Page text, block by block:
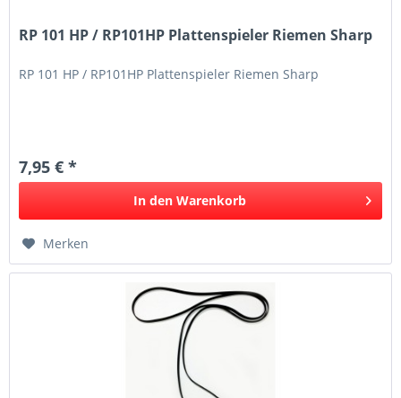
RP 101 HP / RP101HP Plattenspieler Riemen Sharp
RP 101 HP / RP101HP Plattenspieler Riemen Sharp
7,95 € *
In den Warenkorb
Merken